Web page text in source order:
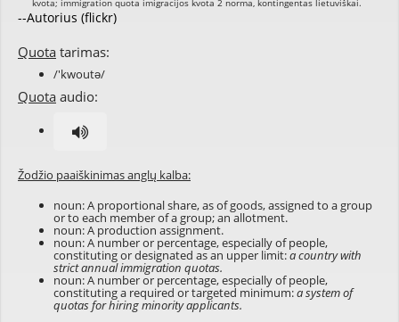
--Autorius (flickr)
Quota tarimas:
/'kwoutə/
Quota audio:
Žodžio paaiškinimas anglų kalba:
noun: A proportional share, as of goods, assigned to a group
or to each member of a group; an allotment.
noun: A production assignment.
noun: A number or percentage, especially of people,
constituting or designated as an upper limit:a country with
strict annual immigration quotas.
noun: A number or percentage, especially of people,
constituting a required or targeted minimum:a system of
quotas for hiring minority applicants.